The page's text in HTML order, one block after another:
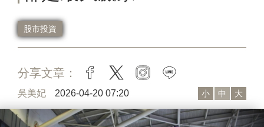
股市投資
分享文章： facebook
twitter instagram
吳美妃 2026-04-20 07:20 小 中 大